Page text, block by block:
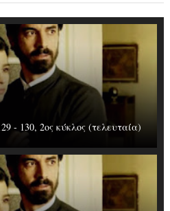
- 130, 2ος κύκλος (τελευταία)